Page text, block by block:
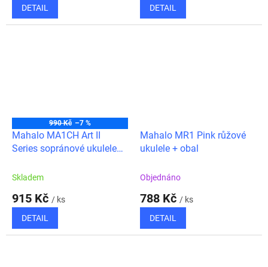
DETAIL
DETAIL
990 Kč –7 %
Mahalo MA1CH Art II
Series sopránové ukulele
Skladem
915 Kč / ks
DETAIL
Mahalo MR1 Pink růžové
ukulele + obal
Objednáno
788 Kč / ks
DETAIL